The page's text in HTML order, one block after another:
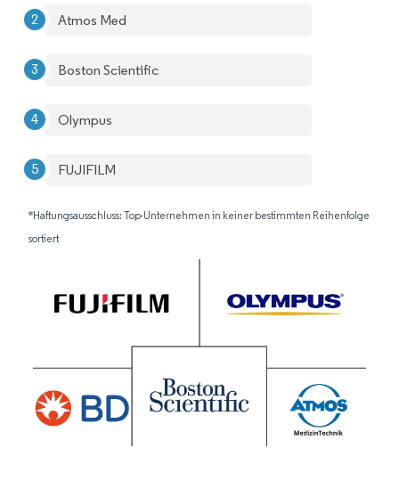
Atmos Med
Boston Scientific
Olympus
FUJIFILM
*Haftungsausschluss: Top-Unternehmen in keiner bestimmten Reihenfolge
sortiert